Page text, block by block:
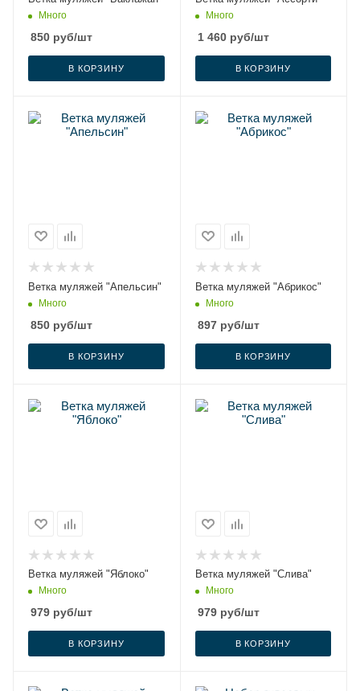
Много
850 руб/шт
В КОРЗИНУ
Много
1 460руб/шт
В КОРЗИНУ
Ветка муляжей "Апельсин"
Много
850 руб/шт
В КОРЗИНУ
Ветка муляжей "Абрикос"
Много
897руб/шт
В КОРЗИНУ
Ветка муляжей "Яблоко"
Много
979 руб/шт
В КОРЗИНУ
Ветка муляжей "Слива"
Много
979руб/шт
В КОРЗИНУ